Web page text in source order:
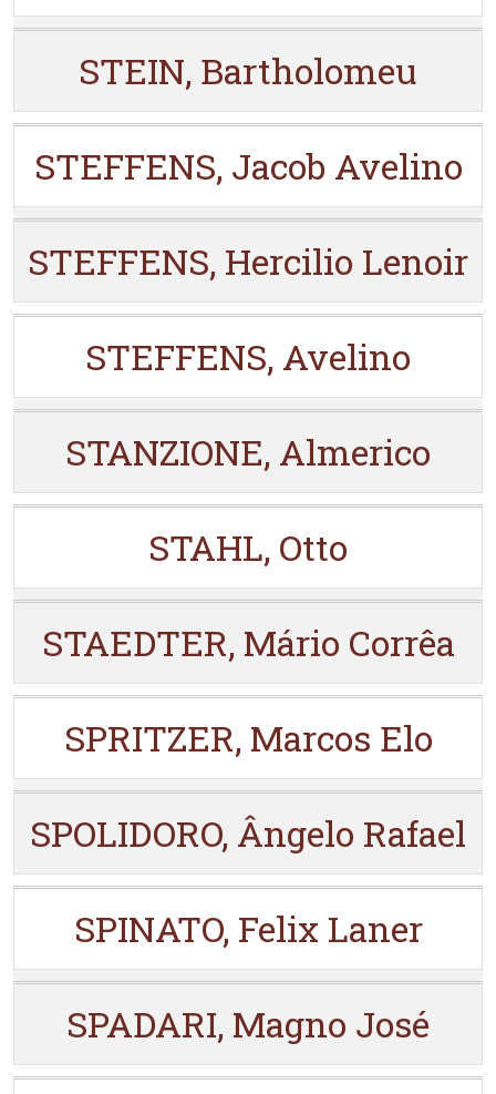
STEIN, Bartholomeu
STEFFENS, Jacob Avelino
STEFFENS, Hercilio Lenoir
STEFFENS, Avelino
STANZIONE, Almerico
STAHL, Otto
STAEDTER, Mário Corrêa
SPRITZER, Marcos Elo
SPOLIDORO, Ângelo Rafael
SPINATO, Felix Laner
SPADARI, Magno José